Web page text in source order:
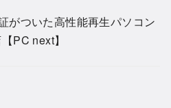
がついた高性能再生パソコン
PC next】